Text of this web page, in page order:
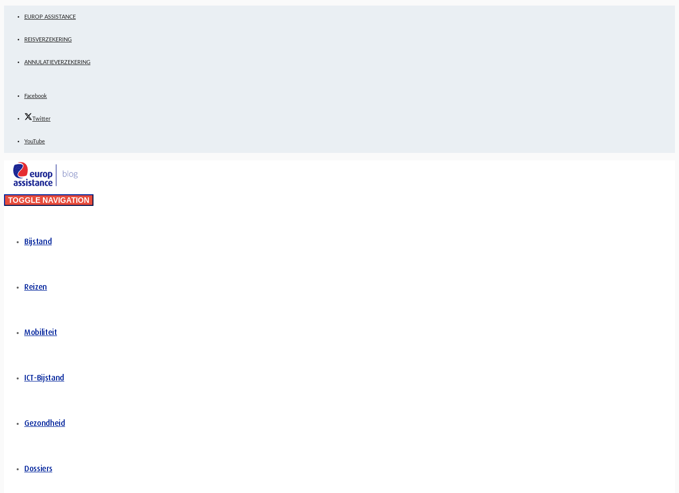
EUROP ASSISTANCE
REISVERZEKERING
ANNULATIEVERZEKERING
Facebook
Twitter
YouTube
TOGGLE NAVIGATION
Bijstand
Reizen
Mobiliteit
ICT-Bijstand
Gezondheid
Dossiers